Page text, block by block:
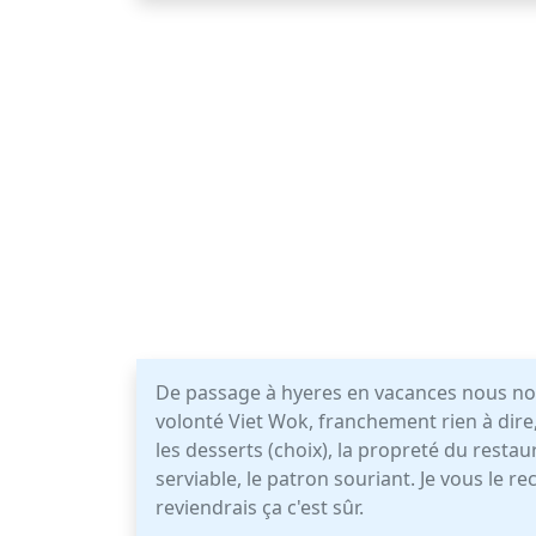
De passage à hyeres en vacances nous
volonté Viet Wok, franchement rien à
les desserts (choix), la propreté du
serviable, le patron souriant. Je vous le
reviendrais ça c'est sûr.